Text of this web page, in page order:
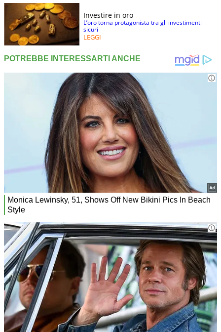
Investire in oro
L’oro torna protagonista tra gli investimenti
sicuri
LEGGI